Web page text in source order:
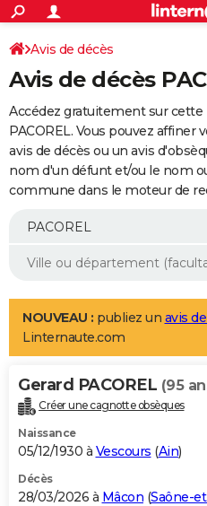
ACTUALITÉS
Politique
Société
Faits Divers
Education
Monde
Villes
+
SPORT
Coupe du monde 2026
Football
Tennis
Cyclisme
Rugby
Forum
Programme TV
TNT
Streaming
Cinéma
Sorties cinéma
Musique
+
FINANCE
Retraite
Epargne
Immobilier
Risques naturels par ville
Banque
Assurance
AUTO
Essais
Réserver un essai
Citadines
Berlines
SUV
Forum auto
+
Mobiles
Meilleur smartphone
Internet
Ordinateurs
Jeux vidéo
Guide high-tech
Aménagement intérieur
LIFESTYLE
Art de vivre
Bien-être
Loisirs
Mode
Modes de vie
Alimentation
Guide de la santé
Maladies
Médicaments
Sommeil
VOYAGE
Destinations
City break
Voyage nature
Voyage de noces
Forum
Climat
+PHOTO
GUIDES D'ACHAT
BONS PLANS
Avis de décès
Avis de décès
Accédez gratuitement sur cette
PACOREL. Vous pouvez
avis de décès ou un avis
nom d'un défunt et/ou le nom
commune dans le moteur de
NOUVEAU : publiez un avis
Linternaute.com
Gerard PACOREL (95
Créer une cagnotte obsèques
Naissance
05/12/1930 à Vescours (Ain)
Décès
28/03/2026 à Mâcon (Saône-